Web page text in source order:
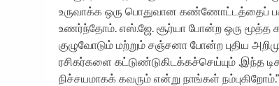
உருவாக்க ஒரு பொதுவான கண்ணோட்டத்தைப்
உணர்ந்தோம். எஸ்.ஜே. சூர்யா போன்ற ஒரு மூத்த
குழுவோடும் மற்றும் சஞ்சனா போன்ற புதிய
ரசிகர்களை கட்டுண்டுகிடக்கச்செய்யும் .இந்த
நிச்சயமாகக் கவரும் என்று நாங்கள் நம்புகிறோம்.”